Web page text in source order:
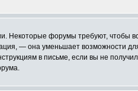
Некоторые форумы требуют, чтобы
— она уменьшает возможности
в письме, если вы не